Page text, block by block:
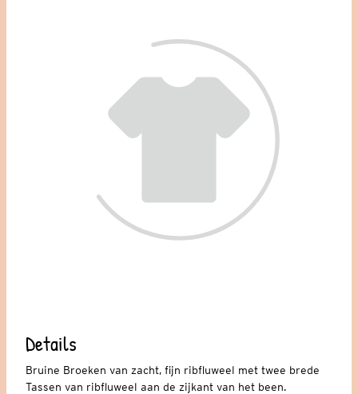
Details
Bruine Broeken van zacht, fijn ribfluweel met twee brede
Tassen van ribfluweel aan de zijkant van het been.